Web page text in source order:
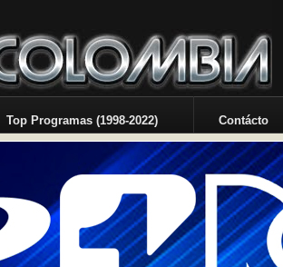
Top Programas (1998-2022) Contácto